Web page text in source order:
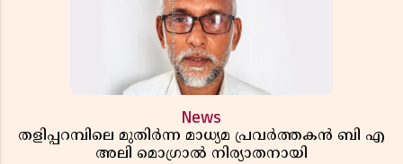
News
തളിപ്പറമ്പിലെ മുതിർന്ന മാധ്യമ പ്രവർത്തകൻ ബി എ
അലി മൊഗ്രാൽ നിര്യാതനായി